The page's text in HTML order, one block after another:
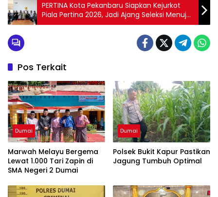
PERTINA Kota Pekanbaru Siapkan Kejurkot
Piala Pertina 2026, Jadi Ajang Seleksi Menuju
Kejurprov dan Porprov
Pos Terkait
Dumai
Marwah Melayu Bergema
Lewat 1.000 Tari Zapin di
SMA Negeri 2 Dumai
Dumai
Polsek Bukit Kapur Pastikan
Jagung Tumbuh Optimal